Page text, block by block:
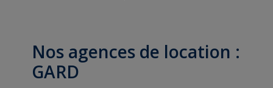
Nos agences de location :
GARD